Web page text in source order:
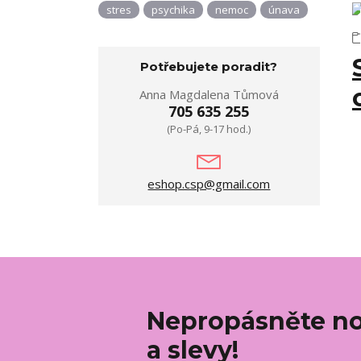
stres psychika nemoc únava
Potřebujete poradit?
Anna Magdalena Tůmová
705 635 255
(Po-Pá, 9-17 hod.)
eshop.csp@gmail.com
Nepropásněte
a slevy!